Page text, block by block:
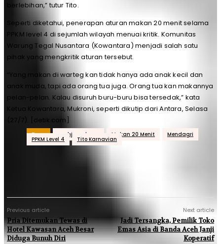
berlebihan,” tutur Tito.
Seperti diketahui, penerapan aturan makan 20 menit selama
PPKM level 4 di sejumlah wilayah menuai kritik. Komunitas
Warung Tegal Nusantara (Kowantara) menjadi salah satu
pihak yang mengkritik aturan tersebut.
“Yang makan di warteg kan tidak hanya ada anak kecil dan
anak muda, tapi ada orang tua juga. Orang tua kan makannya
pelan-pelan. Kalau disuruh buru-buru bisa tersedak,” kata
Ketua Kowantara, Mukroni, seperti dikutip dari Antara, Selasa
(27/7). [detik.com]
Tags acehjurnal.com Makan 20 Menit Mendagri
PPKM Level 4 Tito Karnavian
Previous article
Pria Ditemukan Tewas di
Hotel Kawasan Aceh Besar
Diduga Bunuh Diri
Next article
Jadi Tersangka, Pemilik Toko
Emas Asia di Banda Aceh Janji
Koperatif